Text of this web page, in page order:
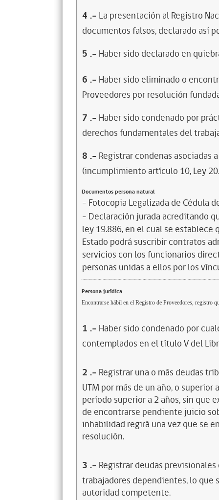
4 .- La presentación al Registro
documentos falsos, declarado así
5 .- Haber sido declarado en
6 .- Haber sido eliminado o
Proveedores por resolución
7 .- Haber sido condenado por
derechos fundamentales del
8 .- Registrar condenas asociadas
(incumplimiento artículo 10, Ley
Documentos persona natural
- Fotocopia Legalizada de Cédula
- Declaración jurada acreditando
ley 19.886, en el cual se
Estado podrá suscribir contratos
servicios con los funcionarios
personas unidas a ellos por los
Persona jurídica
Encontrarse hábil en el Registro de Proveedores, registro
1 .- Haber sido condenado por
contemplados en el título V del
2 .- Registrar una o más deudas
UTM por más de un año, o
período superior a 2 años, sin que
de encontrarse pendiente juicio
inhabilidad regirá una vez que se
resolución.
3 .- Registrar deudas
trabajadores dependientes, lo
autoridad competente.